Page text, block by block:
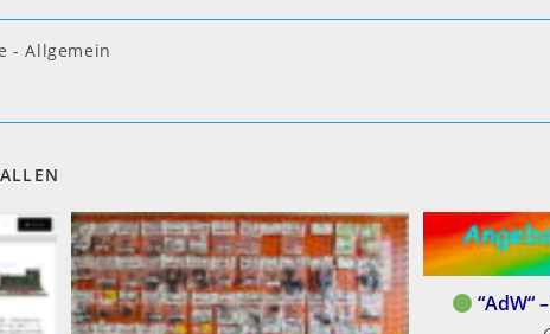
- Allgemein
“AdW“